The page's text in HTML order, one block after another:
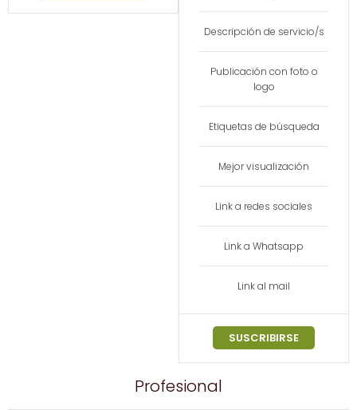
Descripción de servicio/s
Publicación con foto o
logo​
Etiquetas de búsqueda
Mejor visualización
Link a redes sociales
Link a Whatsapp
Link al mail
SUSCRIBIRSE
Profesional